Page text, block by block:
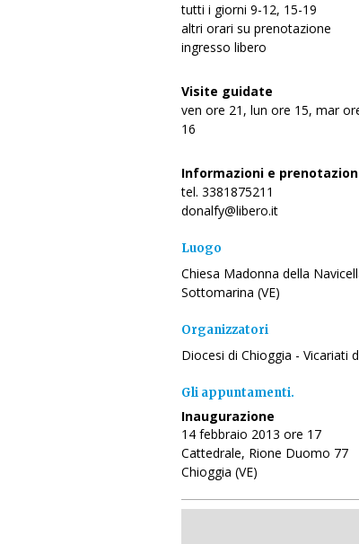
tutti i giorni 9-12, 15-19
altri orari su prenotazione
ingresso libero
Visite guidate
ven ore 21, lun ore 15, mar
16
Informazioni e
tel. 3381875211
donalfy@libero.it
Luogo
Chiesa Madonna della
Sottomarina (VE)
Organizzatori
Diocesi di Chioggia - Vicariati
Gli appuntamenti.
Inaugurazione
14 febbraio 2013 ore 17
Cattedrale, Rione Duomo 77
Chioggia (VE)